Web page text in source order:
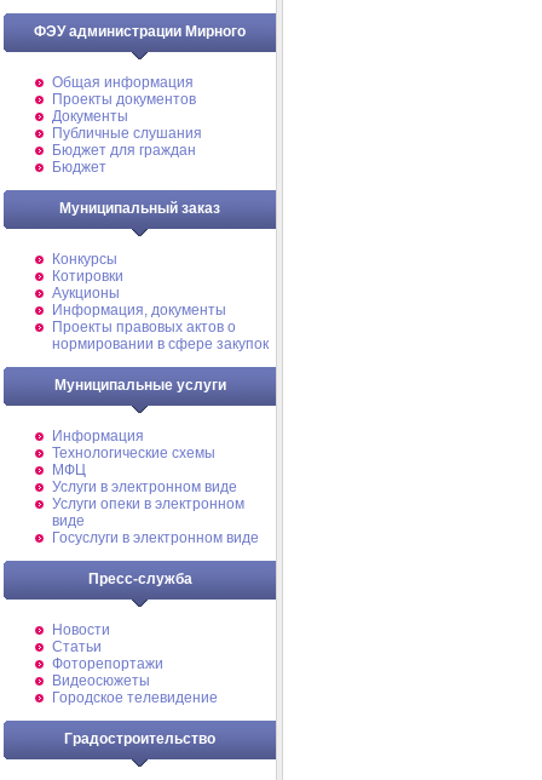
ФЭУ администрации Мирного
Общая информация
Проекты документов
Документы
Публичные слушания
Бюджет для граждан
Бюджет
Муниципальный заказ
Конкурсы
Котировки
Аукционы
Информация, документы
Проекты правовых актов о
нормировании в сфере закупок
Муниципальные услуги
Информация
Технологические схемы
МФЦ
Услуги в электронном виде
Услуги опеки в электронном
виде
Госуслуги в электронном виде
Пресс-служба
Новости
Статьи
Фоторепортажи
Видеосюжеты
Городское телевидение
Градостроительство